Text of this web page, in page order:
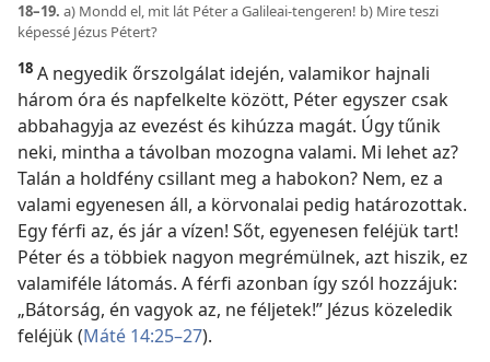
18–19. a) Mondd el, mit lát Péter a Galileai-tengeren! b) Mire teszi
képessé Jézus Pétert?
18 A negyedik őrszolgálat idején, valamikor hajnali
három óra és napfelkelte között, Péter egyszer csak
abbahagyja az evezést és kihúzza magát. Úgy tűnik
neki, mintha a távolban mozogna valami. Mi lehet az?
Talán a holdfény csillant meg a habokon? Nem, ez a
valami egyenesen áll, a körvonalai pedig határozottak.
Egy férfi az, és jár a vízen! Sőt, egyenesen feléjük tart!
Péter és a többiek nagyon megrémülnek, azt hiszik, ez
valamiféle látomás. A férfi azonban így szól hozzájuk:
„Bátorság, én vagyok az, ne féljetek!” Jézus közeledik
feléjük (Máté 14:25–27).